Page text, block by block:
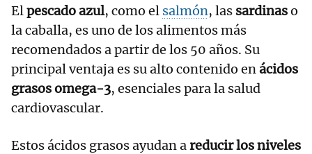
Elpescado azul, como el salmón, las sardinaso
la caballa, es uno de los alimentos más
recomendados a partir de los 50 años. Su
principal ventaja es su alto contenido enácidos
grasos omega-3, esenciales para la salud
cardiovascular.
Estos ácidos grasos ayudan areducir los niveles